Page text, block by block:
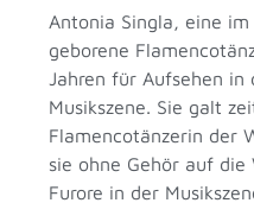
Antonia Singla, eine
geborene
Jahren für Aufsehen
Musikszene. Sie galt
Flamencotänzerin der
sie ohne Gehör auf
Furore in der